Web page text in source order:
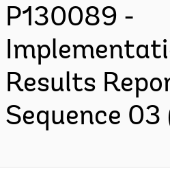
P130089 -
Results
Sequence 03